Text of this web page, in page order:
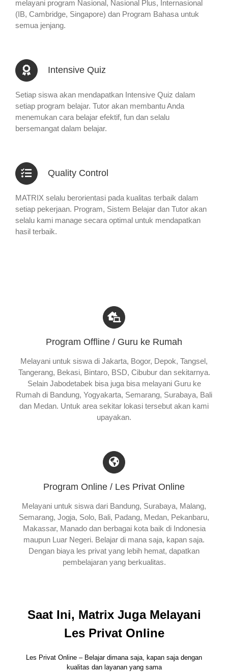
melayani program Nasional, Nasional Plus, Internasional
(IB, Cambridge, Singapore) dan Program Bahasa untuk
semua jenjang.
Intensive Quiz
Setiap siswa akan mendapatkan Intensive Quiz dalam
setiap program belajar. Tutor akan membantu Anda
menemukan cara belajar efektif, fun dan selalu
bersemangat dalam belajar.
Quality Control
MATRIX selalu berorientasi pada kualitas terbaik dalam
setiap pekerjaan. Program, Sistem Belajar dan Tutor akan
selalu kami manage secara optimal untuk mendapatkan
hasil terbaik.
Program Offline / Guru ke Rumah
Melayani untuk siswa di Jakarta, Bogor, Depok, Tangsel,
Tangerang, Bekasi, Bintaro, BSD, Cibubur dan sekitarnya.
Selain Jabodetabek bisa juga bisa melayani Guru ke
Rumah di Bandung, Yogyakarta, Semarang, Surabaya, Bali
dan Medan. Untuk area sekitar lokasi tersebut akan kami
upayakan.
Program Online / Les Privat Online
Melayani untuk siswa dari Bandung, Surabaya, Malang,
Semarang, Jogja, Solo, Bali, Padang, Medan, Pekanbaru,
Makassar, Manado dan berbagai kota baik di Indonesia
maupun Luar Negeri. Belajar di mana saja, kapan saja.
Dengan biaya les privat yang lebih hemat, dapatkan
pembelajaran yang berkualitas.
Saat Ini, Matrix Juga Melayani
Les Privat Online
Les Privat Online – Belajar dimana saja, kapan saja dengan
kualitas dan layanan yang sama